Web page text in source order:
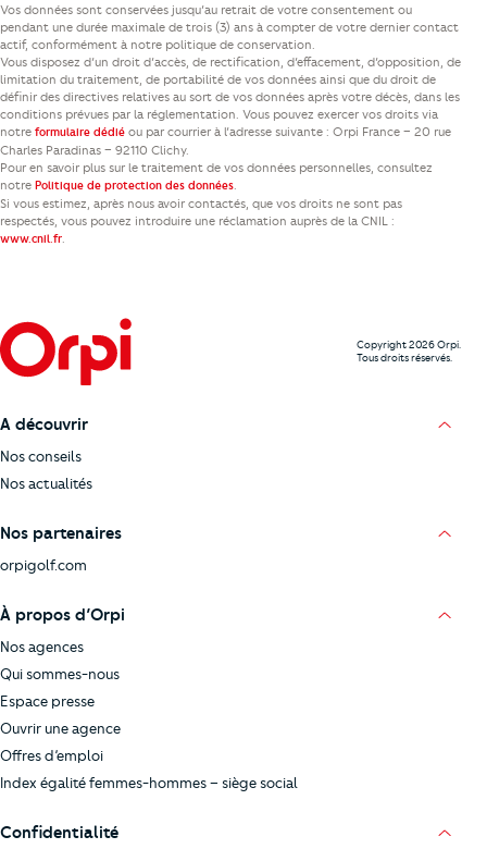
Vos données sont conservées jusqu’au retrait de votre consentement ou
pendant une durée maximale de trois (3) ans à compter de votre dernier contact
actif, conformément à notre politique de conservation.
Vous disposez d’un droit d’accès, de rectification, d’effacement, d’opposition, de
limitation du traitement, de portabilité de vos données ainsi que du droit de
définir des directives relatives au sort de vos données après votre décès, dans les
conditions prévues par la réglementation. Vous pouvez exercer vos droits via
notre formulaire dédié ou par courrier à l’adresse suivante : Orpi France – 20 rue
Charles Paradinas – 92110 Clichy.
Pour en savoir plus sur le traitement de vos données personnelles, consultez
notre Politique de protection des données.
Si vous estimez, après nous avoir contactés, que vos droits ne sont pas
respectés, vous pouvez introduire une réclamation auprès de la CNIL :
www.cnil.fr.
Copyright 2026 Orpi.
Tous droits réservés.
A découvrir
Nos conseils
Nos actualités
Nos partenaires
orpigolf.com
À propos d’Orpi
Nos agences
Qui sommes-nous
Espace presse
Ouvrir une agence
Offres d’emploi
Index égalité femmes-hommes – siège social
Confidentialité